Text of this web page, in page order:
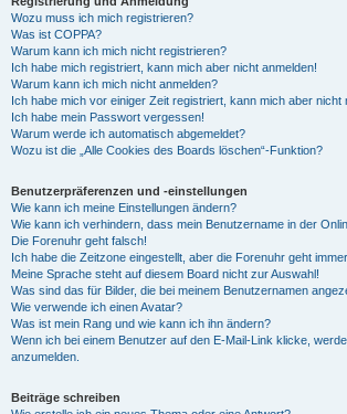
Wozu muss ich mich registrieren?
Was ist COPPA?
Warum kann ich mich nicht registrieren?
Ich habe mich registriert, kann mich aber nicht anmelden!
Warum kann ich mich nicht anmelden?
Ich habe mich vor einiger Zeit registriert, kann mich aber nicht
Ich habe mein Passwort vergessen!
Warum werde ich automatisch abgemeldet?
Wozu ist die „Alle Cookies des Boards löschen“-Funktion?
Benutzerpräferenzen und -einstellungen
Wie kann ich meine Einstellungen ändern?
Wie kann ich verhindern, dass mein Benutzername in der
Die Forenuhr geht falsch!
Ich habe die Zeitzone eingestellt, aber die Forenuhr geht
Meine Sprache steht auf diesem Board nicht zur Auswahl!
Was sind das für Bilder, die bei meinem Benutzernamen
Wie verwende ich einen Avatar?
Was ist mein Rang und wie kann ich ihn ändern?
Wenn ich bei einem Benutzer auf den E-Mail-Link klicke,
anzumelden.
Beiträge schreiben